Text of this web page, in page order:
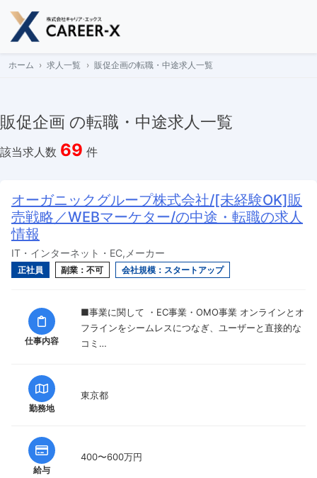
Skip
content
ホーム 求人一覧 販促企画の転職・中途求人一覧
販促企画 の転職・中途求人一覧
該当求人数 69 件
オーガニックグループ株式会社/[未経験OK]販
売戦略／WEBマーケター/の中途・転職の求人
情報
IT・インターネット・EC,メーカー
正社員 副業：不可 会社規模：スタートアップ
仕事内容
■事業に関して ・EC事業・OMO事業 オンラインとオ
フラインをシームレスにつなぎ、ユーザーと直接的な
コミ…
勤務地
東京都
給与
400〜600万円